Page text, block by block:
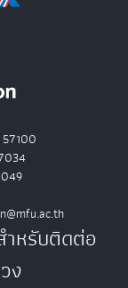
57100
ำหรับติดต่อ
ง